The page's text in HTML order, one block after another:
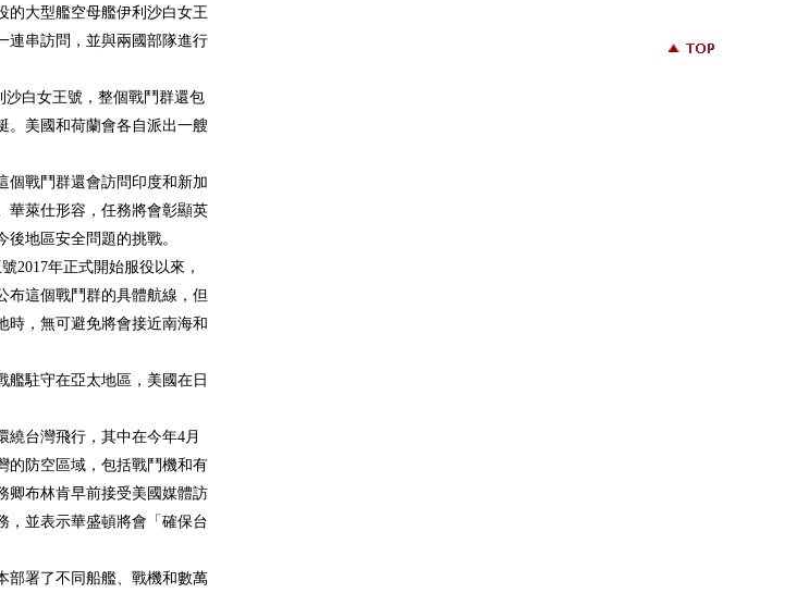
的大型艦空母艦伊利沙白女王
連串訪問，並與兩國部隊進行
沙白女王號，整個戰鬥群還包
。美國和荷蘭會各自派出一艘
個戰鬥群還會訪問印度和新加
華萊仕形容，任務將會彰顯英
地區安全問題的挑戰。
2017年正式開始服役以來，
布這個戰鬥群的具體航線，但
時，無可避免將會接近南海和
艦駐守在亞太地區，美國在日
台灣飛行，其中在今年4月
的防空區域，包括戰鬥機和有
卿布林肯早前接受美國媒體訪
，並表示華盛頓將會「確保台
部署了不同船艦、戰機和數萬